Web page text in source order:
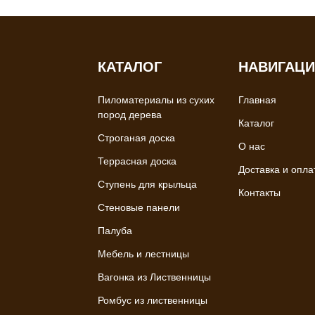
КАТАЛОГ
Пиломатериалы из сухих
пород дерева
Строганая доска
Террасная доска
Ступень для крыльца
Стеновые панели
Палуба
Мебель и лестницы
Вагонка из Лиственницы
Ромбус из лиственницы
Главная
Каталог
О нас
Доставка и
Контакты